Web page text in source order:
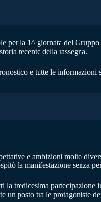
per la 1^ giornata del
recente della rassegna.
e tutte le informazioni
e ambizioni molto
la manifestazione senza
tredicesima
posto tra le protagoniste